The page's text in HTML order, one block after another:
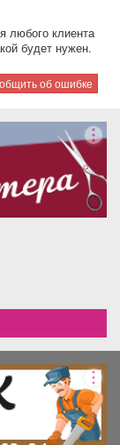
любого клиента
будет нужен.
об ошибке